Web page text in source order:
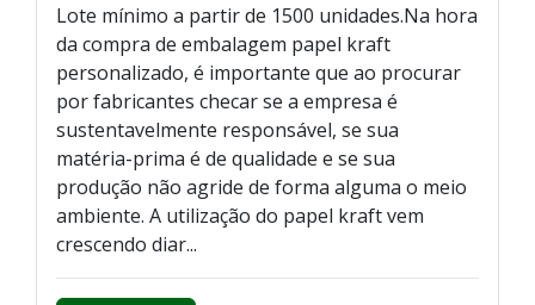
Lote mínimo a partir de 1500 unidades.Na hora
da compra de embalagem papel kraft
personalizado, é importante que ao procurar
por fabricantes checar se a empresa é
sustentavelmente responsável, se sua
matéria-prima é de qualidade e se sua
produção não agride de forma alguma o meio
ambiente. A utilização do papel kraft vem
crescendo diar...